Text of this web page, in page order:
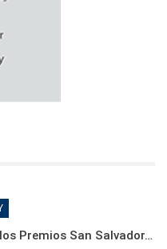
Premios San Salvador…